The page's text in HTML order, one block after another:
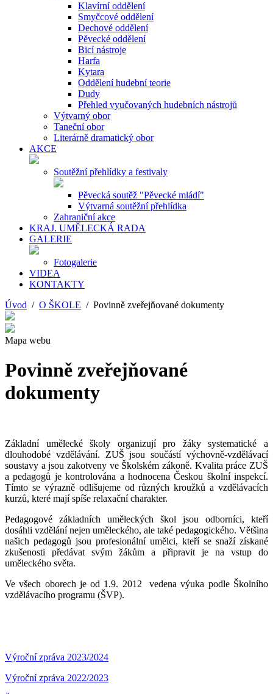
Klavírní oddělení
Smyčcové oddělení
Dechové oddělení
Pěvecké oddělení
Bicí nástroje
Harfa
Kytara
Oddělení hudební teorie
Dudy
Přehled vyučovaných hudebních nástrojů
Výtvarný obor
Taneční obor
Literárně dramatický obor
AKCE
Soutěžní přehlídky a festivaly
Pěvecká soutěž "Pěvecké mládí"
Výtvarná soutěžní přehlídka
Zahraniční akce
KRAJ. UMĚLECKÁ RADA
GALERIE
Fotogalerie
VIDEA
KONTAKTY
Úvod / O ŠKOLE / Povinně zveřejňované dokumenty
Mapa webu
Povinně zveřejňované
dokumenty
Základní umělecké školy organizují pro žáky systematické a
dlouhodobé vzdělávání. ZUŠ jsou součástí výchovně-vzdělávací
soustavy a jsou zakotveny ve Školském zákoně. Kvalita práce ZUŠ
a pedagogů je kontrolována a hodnocena Českou školní inspekcí.
Tímto se výrazně odlišujeme od různých kroužků a vzdělávacích
kurzů, které mají spíše relaxační charakter.
Pedagogové základních uměleckých škol jsou odborníci, kteří
dosáhli vzdělání nejen uměleckého, ale také pedagogického. Většina
našich pedagogů jsou profesionální umělci, kteří se snaží získané
zkušenosti předávat svým žákům a připravit je na vstup do
uměleckého světa.
Ve všech oborech je od 1.9. 2012 vedena výuka podle Školního
vzdělávacího programu (ŠVP).
Výroční zpráva 2023/2024
Výroční zpráva 2022/2023